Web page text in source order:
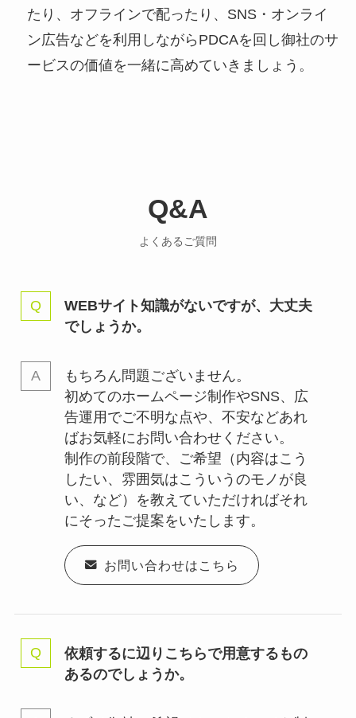
たり、オフラインで配ったり、SNS・オンライ
ン広告などを利用しながらPDCAを回し御社のサ
ービスの価値を一緒に高めていきましょう。
Q&A
よくあるご質問
WEBサイト知識がないですが、大丈夫
でしょうか。
もちろん問題ございません。
初めてのホームページ制作やSNS、広
告運用でご不明な点や、不安などあれ
ばお気軽にお問い合わせください。
制作の前段階で、ご希望（内容はこう
したい、雰囲気はこういうのモノが良
い、など）を教えていただければそれ
にそったご提案をいたします。
お問い合わせはこちら
依頼するに辺りこちらで用意するもの
あるのでしょうか。